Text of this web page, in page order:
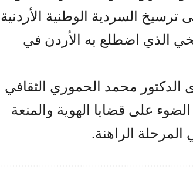
ترسيخ السردية الوطنية الأردنية
الذي اضطلع به الأردن في
محمد الحموري الثقافي
على قضايا الهوية والمنعة
الراهنة.